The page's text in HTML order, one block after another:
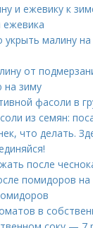
и ежевику к
ежевика
укрыть малину
от
на зиму
фасоли в
из семян:
что делать.
после
помидоров
в